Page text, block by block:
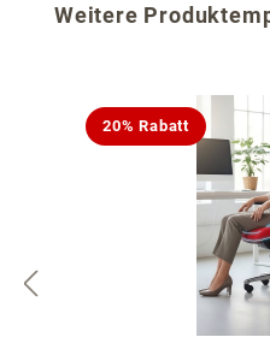
Produktgalerie
Weitere
20% Rabatt